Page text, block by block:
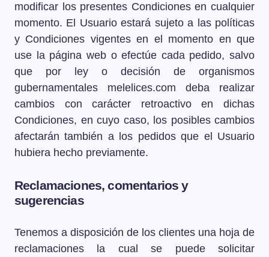
modificar los presentes Condiciones en cualquier
momento. El Usuario estará sujeto a las políticas
y Condiciones vigentes en el momento en que
use la página web o efectúe cada pedido, salvo
que por ley o decisión de organismos
gubernamentales melelices.com deba realizar
cambios con carácter retroactivo en dichas
Condiciones, en cuyo caso, los posibles cambios
afectarán también a los pedidos que el Usuario
hubiera hecho previamente.
Reclamaciones, comentarios y
sugerencias
Tenemos a disposición de los clientes una hoja de
reclamaciones la cual se puede solicitar